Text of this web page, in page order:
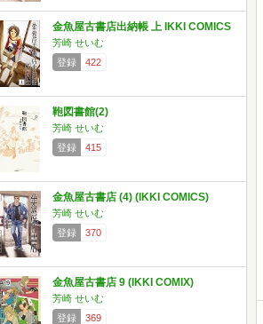
金魚屋古書店出納帳 上 IKKI COMICS
芳崎 せいむ
登録
422
鞄図書館(2)
芳崎 せいむ
登録
415
金魚屋古書店 (4) (IKKI COMICS)
芳崎 せいむ
登録
370
金魚屋古書店 9 (IKKI COMIX)
芳崎 せいむ
登録
369